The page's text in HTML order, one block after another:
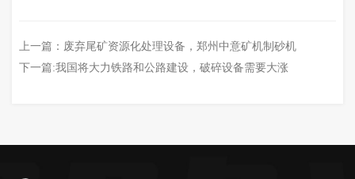
上一篇： 废弃尾矿资源化处理设备，郑州中意矿机制砂机
下一篇:我国将大力铁路和公路建设，破碎设备需要大涨